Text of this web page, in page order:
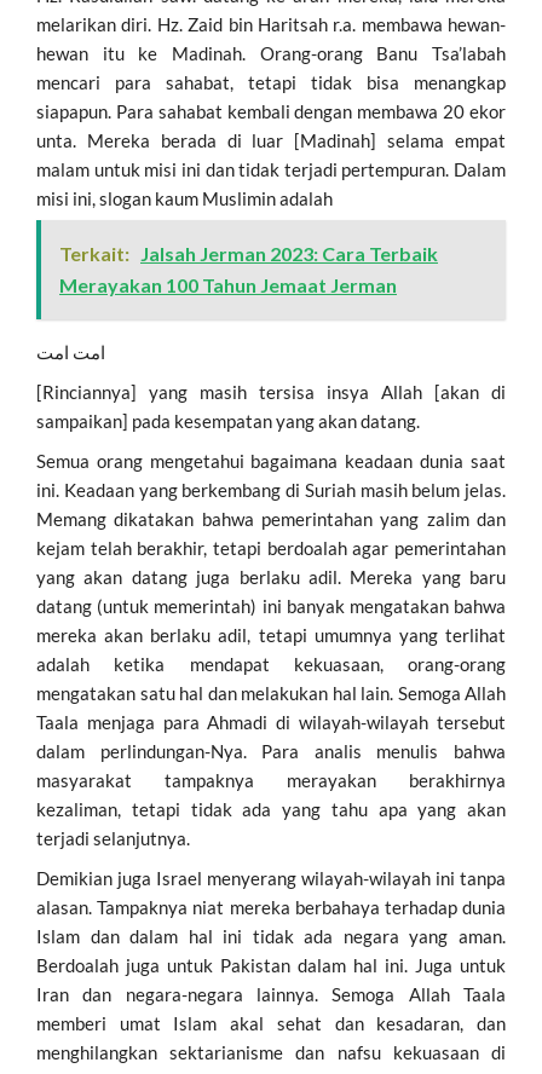
melarikan diri. Hz. Zaid bin Haritsah r.a. membawa hewan-
hewan itu ke Madinah. Orang-orang Banu Tsa’labah
mencari para sahabat, tetapi tidak bisa menangkap
siapapun. Para sahabat kembali dengan membawa 20 ekor
unta. Mereka berada di luar [Madinah] selama empat
malam untuk misi ini dan tidak terjadi pertempuran. Dalam
misi ini, slogan kaum Muslimin adalah
Terkait: Jalsah Jerman 2023: Cara Terbaik
Merayakan 100 Tahun Jemaat Jerman
امت امت
[Rinciannya] yang masih tersisa insya Allah [akan di
sampaikan] pada kesempatan yang akan datang.
Semua orang mengetahui bagaimana keadaan dunia saat
ini. Keadaan yang berkembang di Suriah masih belum jelas.
Memang dikatakan bahwa pemerintahan yang zalim dan
kejam telah berakhir, tetapi berdoalah agar pemerintahan
yang akan datang juga berlaku adil. Mereka yang baru
datang (untuk memerintah) ini banyak mengatakan bahwa
mereka akan berlaku adil, tetapi umumnya yang terlihat
adalah ketika mendapat kekuasaan, orang-orang
mengatakan satu hal dan melakukan hal lain. Semoga Allah
Taala menjaga para Ahmadi di wilayah-wilayah tersebut
dalam perlindungan-Nya. Para analis menulis bahwa
masyarakat tampaknya merayakan berakhirnya
kezaliman, tetapi tidak ada yang tahu apa yang akan
terjadi selanjutnya.
Demikian juga Israel menyerang wilayah-wilayah ini tanpa
alasan. Tampaknya niat mereka berbahaya terhadap dunia
Islam dan dalam hal ini tidak ada negara yang aman.
Berdoalah juga untuk Pakistan dalam hal ini. Juga untuk
Iran dan negara-negara lainnya. Semoga Allah Taala
memberi umat Islam akal sehat dan kesadaran, dan
menghilangkan sektarianisme dan nafsu kekuasaan di